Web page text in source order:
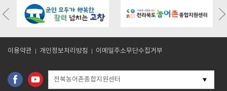
https://gochangmaeul.kr/bbs/board.php?
bo_table=m05_01&wr_id=10
bo_table=m05_01&wr_id=9
이용약관 개인정보처리방침 이메일주소무단수집거부
전북농어촌종합지원센터